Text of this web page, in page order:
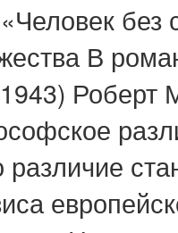
без
В
Роберт